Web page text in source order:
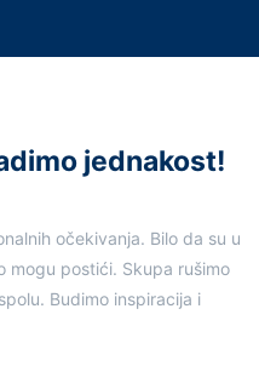
jednakost!
očekivanja. Bilo da su u
mogu postići. Skupa rušimo
Budimo inspiracija i